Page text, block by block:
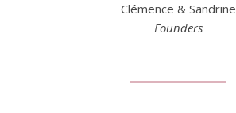
Clémence & Sandrine
Founders